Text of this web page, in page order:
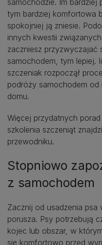
tym bardziej komfortowa
spokojniej ją zniesie.
innych kwestii
zaczniesz przyzwyczajać
samochodem, tym lepiej.
szczeniak rozpoczął
podróży samochodem
domu.
Więcej przydatnych
szkolenia szczeniąt
przewodniku.
Stopniowo
z samochodem
Zacznij od usadzenia
porusza. Psy potrzebują
kojec lub obszar, w
się komfortowo przed